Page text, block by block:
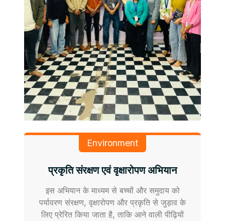
Environment
प्रकृति संरक्षण एवं वृक्षारोपण अभियान
इस अभियान के माध्यम से बच्चों और समुदाय को
पर्यावरण संरक्षण, वृक्षारोपण और प्रकृति से जुड़ाव के
लिए प्रेरित किया जाता है, ताकि आने वाली पीढ़ियों